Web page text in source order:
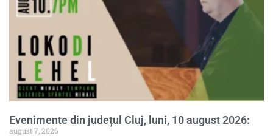
Evenimente din județul Cluj, luni, 10 august 2026:
august 7, 2026